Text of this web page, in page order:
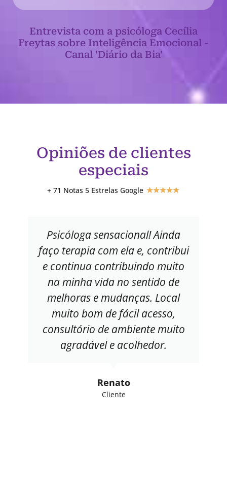
Entrevista com a psicóloga Cecília
Freytas sobre Inteligência Emocional -
Canal 'Diário da Bia'
Opiniões de clientes
especiais
+ 71 Notas 5 Estrelas Google ★★★★★
Psicóloga sensacional! Ainda
faço terapia com ela e, contribui
e continua contribuindo muito
na minha vida no sentido de
melhoras e mudanças. Local
muito bom de fácil acesso,
consultório de ambiente muito
agradável e acolhedor.
Renato
Cliente